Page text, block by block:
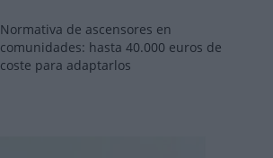
Normativa de ascensores en
comunidades: hasta 40.000 euros de
coste para adaptarlos